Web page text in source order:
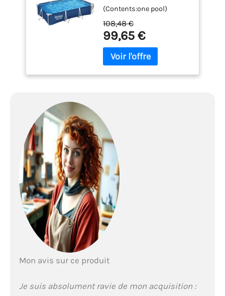
(Contents:one pool)
108,48 €
99,65 €
Mon avis sur ce produit
Je suis absolument ravie de mon acquisition :